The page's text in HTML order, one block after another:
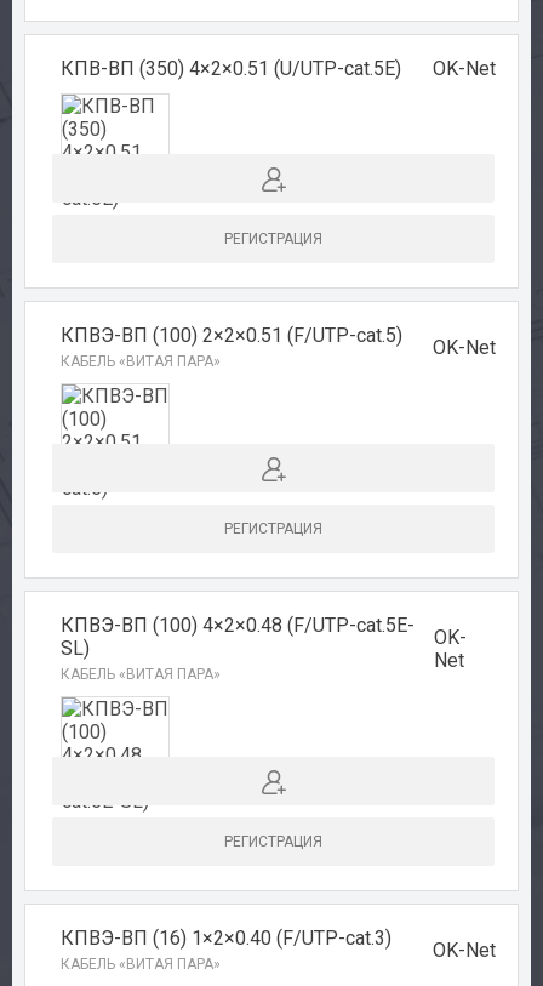
КПВ-ВП (350) 4×2×0.51 (U/UTP-cat.5E) OK-Net
РЕГИСТРАЦИЯ
КПВЭ-ВП (100) 2×2×0.51 (F/UTP-cat.5)
КАБЕЛЬ «ВИТАЯ ПАРА»
OK-Net
РЕГИСТРАЦИЯ
КПВЭ-ВП (100) 4×2×0.48 (F/UTP-cat.5E-
SL)
КАБЕЛЬ «ВИТАЯ ПАРА»
OK-
Net
РЕГИСТРАЦИЯ
КПВЭ-ВП (16) 1×2×0.40 (F/UTP-cat.3)
КАБЕЛЬ «ВИТАЯ ПАРА»
OK-Net